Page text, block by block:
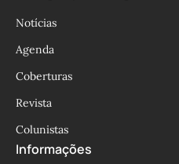
Notícias
Agenda
Coberturas
Revista
Colunistas
Informações